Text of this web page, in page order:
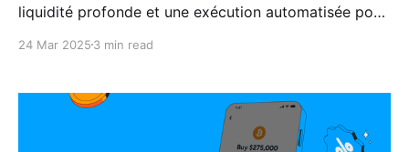
liquidité profonde et une exécution automatisée pour
négociation manuelle, ni délai.
24 Mar 2025 3 min read